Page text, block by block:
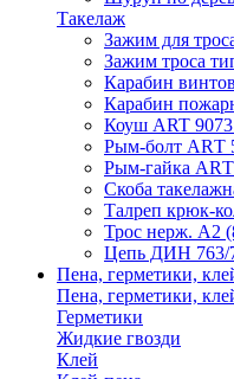
Такелаж
Зажим для
Зажим троса
Карабин
Карабин
Коуш ART 9073
Рым-болт АRТ
Рым-гайка АRТ
Скоба
Талреп крюк-
Трос нерж. А2
Цепь ДИН 763/
Пена, герметики,
Пена, герметики,
Герметики
Жидкие гвозди
Клей